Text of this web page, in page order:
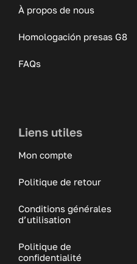
À propos de nous
Homologación presas G8
FAQs
Liens utiles
Mon compte
Politique de retour
Conditions générales
d’utilisation
Politique de
confidentialité